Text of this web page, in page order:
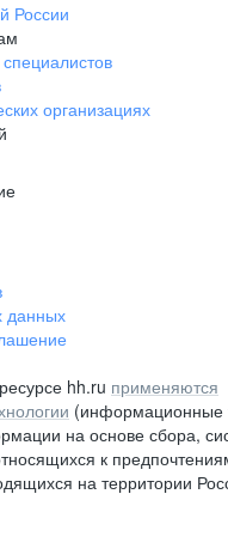
России
организациях
данных
hh.ru применяются
(информационные
на основе сбора,
к
на территории